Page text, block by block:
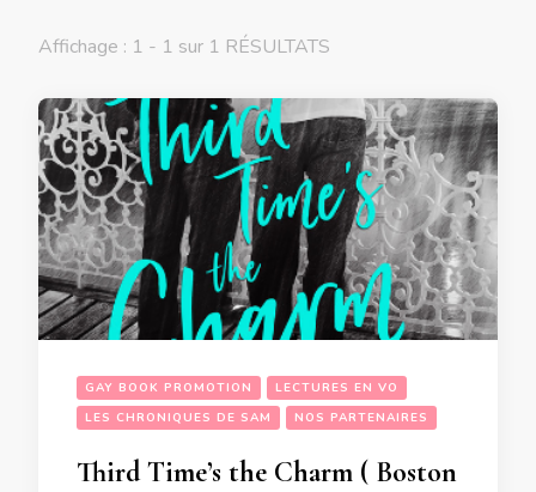
Affichage : 1 - 1 sur 1 RÉSULTATS
GAY BOOK PROMOTION
LECTURES EN VO
LES CHRONIQUES DE SAM
NOS PARTENAIRES
Third Time’s the Charm ( Boston